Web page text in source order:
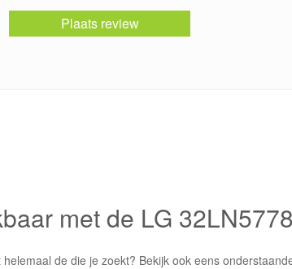
Plaats review
met de LG 32LN5778
helemaal de die je zoekt? Bekijk ook eens